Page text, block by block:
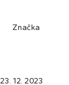
Značka
23. 12. 2023